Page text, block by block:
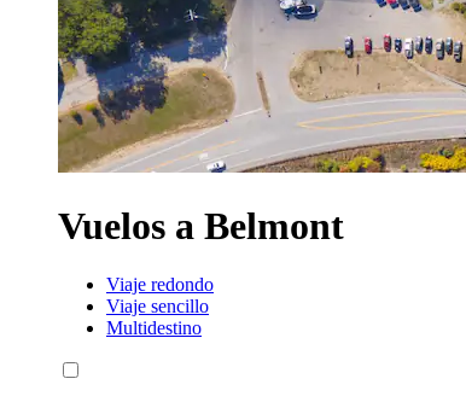
Vuelos a Belmont
Viaje redondo
Viaje sencillo
Multidestino